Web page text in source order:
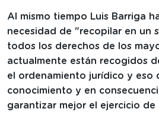
Al mismo tiempo Luis Barriga
necesidad de "recopilar en un
todos los derechos de los
actualmente están recogidos
el ordenamiento jurídico y eso
conocimiento y en
garantizar mejor el ejercicio de